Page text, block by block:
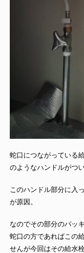
蛇口につながっている
のようなハンドルがつ
このハンドル部分に入
が原因。
なのでその部分のパッ
蛇口の方であればこの
せんが今回はその給水